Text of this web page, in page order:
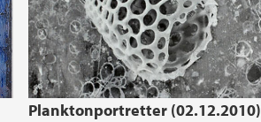
Planktonportretter (02.12.2010)